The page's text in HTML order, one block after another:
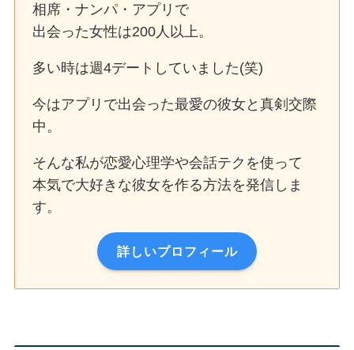
相席・ナンパ・アプリで
出会った女性は200人以上。
多い時は週4デートしていました(笑)
今はアプリで出会った最愛の彼女と真剣交際
中。
そんな私が恋愛心理学や会話テクを使って
本気で大好きな彼女を作る方法を発信しま
す。
詳しいプロフィール